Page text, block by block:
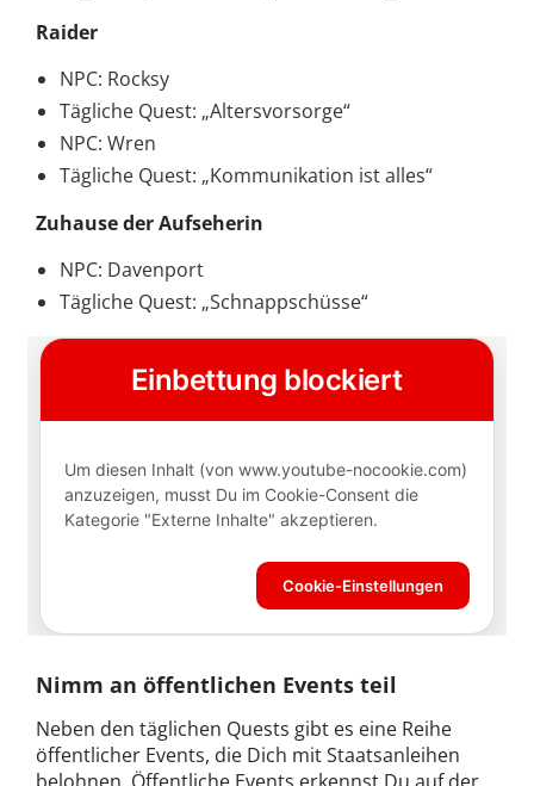
Raider
NPC: Rocksy
Tägliche Quest: „Altersvorsorge“
NPC: Wren
Tägliche Quest: „Kommunikation ist alles“
Zuhause der Aufseherin
NPC: Davenport
Tägliche Quest: „Schnappschüsse“
Nimm an öffentlichen Events teil
Neben den täglichen Quests gibt es eine Reihe
öffentlicher Events, die Dich mit Staatsanleihen